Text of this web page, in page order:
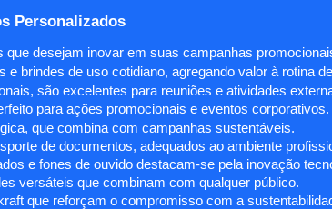
Personalizados
desejam inovar em suas campanhas
e brindes de uso cotidiano, agregando valor à rotina
são excelentes para reuniões e atividades
para ações promocionais e eventos corporativos.
que combina com campanhas sustentáveis.
de documentos, adequados ao ambiente
e fones de ouvido destacam-se pela inovação
versáteis que combinam com qualquer público.
que reforçam o compromisso com a